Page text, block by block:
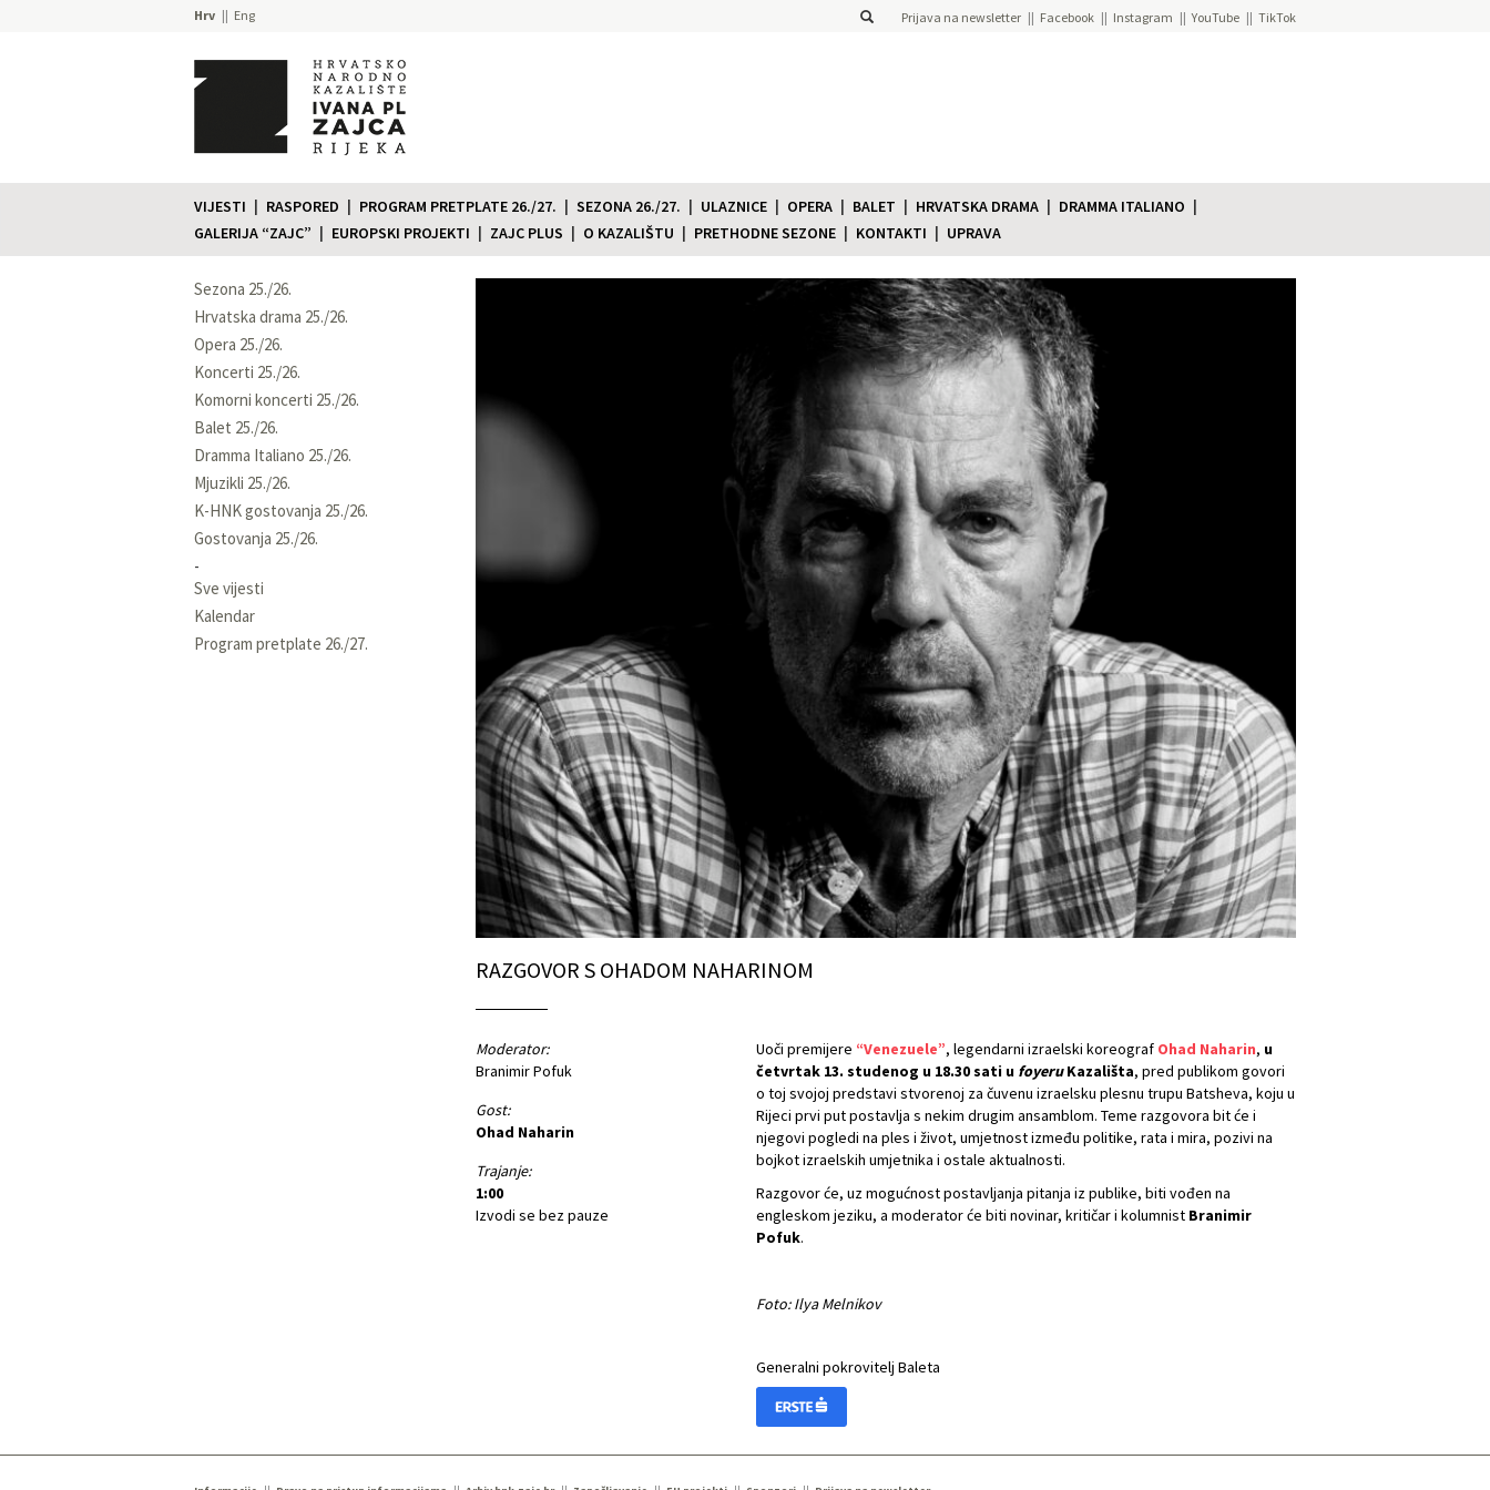
Hrv Eng Prijava na newsletter Facebook Instagram YouTube TikTok
VIJESTI RASPORED PROGRAM PRETPLATE 26./27. SEZONA 26./27. ULAZNICE OPERA BALET HRVATSKA DRAMA
DRAMMA ITALIANO
GALERIJA “ZAJC”
EUROPSKI PROJEKTI ZAJC PLUS O KAZALIŠTU PRETHODNE SEZONE KONTAKTI UPRAVA
Sezona 25./26.
Hrvatska drama 25./26.
Opera 25./26.
Koncerti 25./26.
Komorni koncerti 25./26.
Balet 25./26.
Dramma Italiano 25./26.
Mjuzikli 25./26.
K-HNK gostovanja 25./26.
Gostovanja 25./26.
Sve vijesti
Kalendar
Program pretplate 26./27.
RAZGOVOR S OHADOM NAHARINOM
Moderator:
Branimir Pofuk
Gost:
Ohad Naharin
Trajanje:
1:00
Izvodi se bez pauze
Uoči premijere “Venezuele”, legendarni izraelski koreograf Ohad Naharin, u
četvrtak 13. studenog u 18.30 sati u foyeruKazališta, pred publikom govori
o toj svojoj predstavi stvorenoj za čuvenu izraelsku plesnu trupu Batsheva, koju u
Rijeci prvi put postavlja s nekim drugim ansamblom. Teme razgovora bit će i
njegovi pogledi na ples i život, umjetnost između politike, rata i mira, pozivi na
bojkot izraelskih umjetnika i ostale aktualnosti.
Razgovor će, uz mogućnost postavljanja pitanja iz publike, biti vođen na
engleskom jeziku, a moderator će biti novinar, kritičar i kolumnist Branimir
Pofuk.
Foto: Ilya Melnikov
Generalni pokrovitelj Baleta